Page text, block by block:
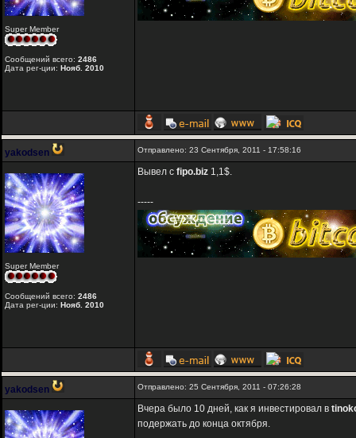
Super Member
Сообщений всего: 2486
Дата рег-ции: Нояб. 2010
yakodsen Отправлено: 23 Сентября, 2011 - 17:58:16
Super Member
Сообщений всего: 2486
Дата рег-ции: Нояб. 2010
Вывел с fipo.biz 1,1$.
-----
yakodsen Отправлено: 25 Сентября, 2011 - 07:26:28
Вчера было 10 дней, как я инвестировал в
подержать до конца октября.